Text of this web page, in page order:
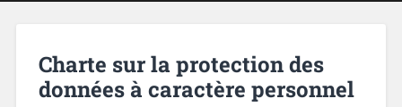
Charte sur la protection des
données à caractère personnel